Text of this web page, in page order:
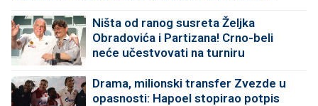
Ništa od ranog susreta Željka
Obradovića i Partizana! Crno-beli
neće učestvovati na turniru
Drama, milionski transfer Zvezde u
opasnosti: Hapoel stopirao potpis